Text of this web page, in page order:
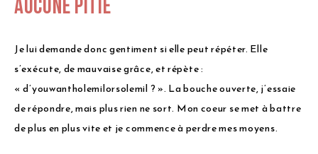
Aucune pitié
Je lui demande donc gentiment si elle peut répéter. Elle
s’exécute, de mauvaise grâce, et répète :
« d’youwantholemilorsolemil ? ». La bouche ouverte, j’essaie
de répondre, mais plus rien ne sort. Mon coeur se met à battre
de plus en plus vite et je commence à perdre mes moyens.